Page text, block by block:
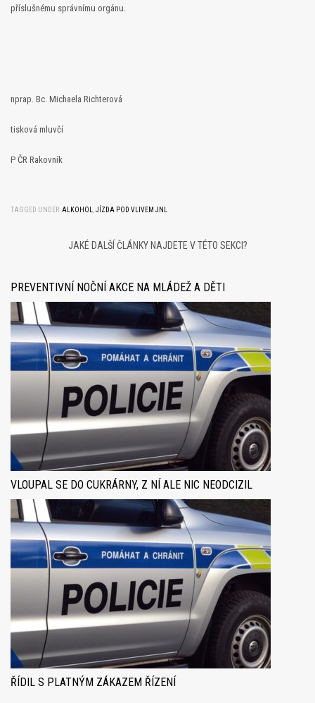
příslušnému správnímu orgánu.
nprap. Bc. Michaela Richterová
tisková mluvčí
P ČR Rakovník
TAGGED UNDER: ALKOHOL JÍZDA POD VLIVEM JNL
JAKÉ DALŠÍ ČLÁNKY NAJDETE V TÉTO SEKCI?
PREVENTIVNÍ NOČNÍ AKCE NA MLÁDEŽ A DĚTI
VLOUPAL SE DO CUKRÁRNY, Z NÍ ALE NIC NEODCIZIL
ŘÍDIL S PLATNÝM ZÁKAZEM ŘÍZENÍ